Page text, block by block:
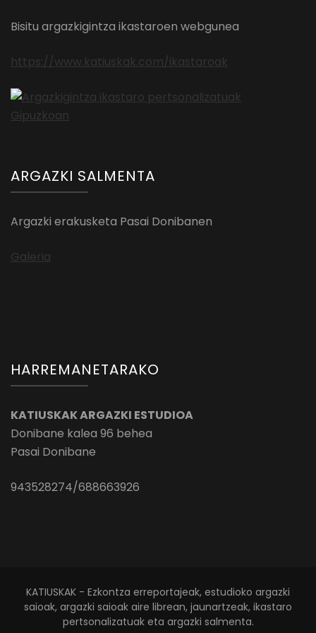
Bisitu argazkigintza ikastaroen webgunea
https://www.katiuskak.com/ikastaroak
ARGAZKI SALMENTA
Argazki erakusketa Pasai Donibanen
Galeria
HARREMANETARAKO
KATIUSKAK ARGAZKI ESTUDIOA
Donibane kalea 96 behea
Pasai Donibane
943528274/688663926
KATIUSKAK - Ezkontza erreportajeak, estudioko argazki
saioak, argazki saioak aire librean, jaunartzeak, ikastaro
pertsonalizatuak eta argazki salmenta.